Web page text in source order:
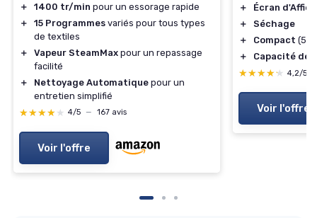
＋
1400 tr/min pour un essorage rapide
＋
15 Programmes variés pour tous types
de textiles
＋
Vapeur SteamMax pour un repassage
facilité
＋
Nettoyage Automatique pour un
entretien simplifié
★★★★★
★★★★★ 4/5 — 167 avis
Voir l'offre
＋
Écran
＋
Séchage
＋
Compact (50
＋
Capacité de
★★★★★
★★★★★ 4,2/5
Voir l'offre